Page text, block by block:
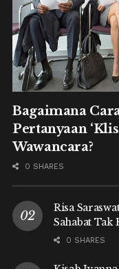
Bagaimana
Pertanyaan
Wawancara?
0 SHARES
Risa
Sahabat Tak
0 SHARES